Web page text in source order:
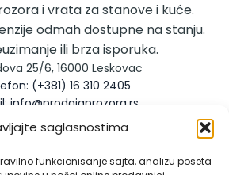
saglasnostima
funkcionisanje sajta, analizu poseta
i vrata za stanove i kuće.
odmah dostupne na stanju.
ili brza isporuka.
25/6, 16000 Leskovac
(+381) 16 310 2405
info@prodajaprozora.rs